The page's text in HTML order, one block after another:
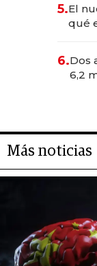
5.El
qué
6.Dos
6,2
Más noticias